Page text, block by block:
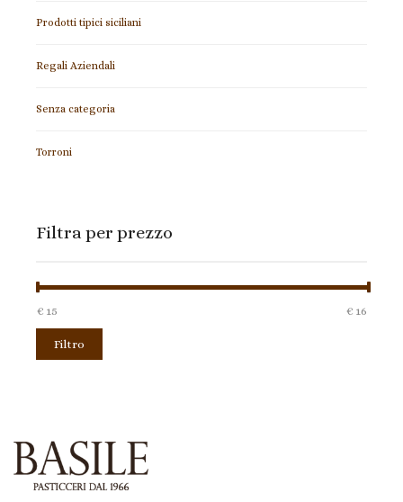
Prodotti tipici siciliani
Regali Aziendali
Senza categoria
Torroni
Filtra per prezzo
Filtro
€ 15 € 16